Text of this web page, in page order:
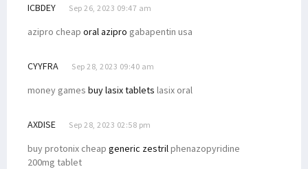
ICBDEY Sep 26, 2023 09:47 am
azipro cheap oral azipro gabapentin usa
CYYFRA Sep 28, 2023 09:40 am
money games buy lasix tablets lasix oral
AXDISE Sep 28, 2023 02:58 pm
buy protonix cheap generic zestrilphenazopyridine
200mg tablet